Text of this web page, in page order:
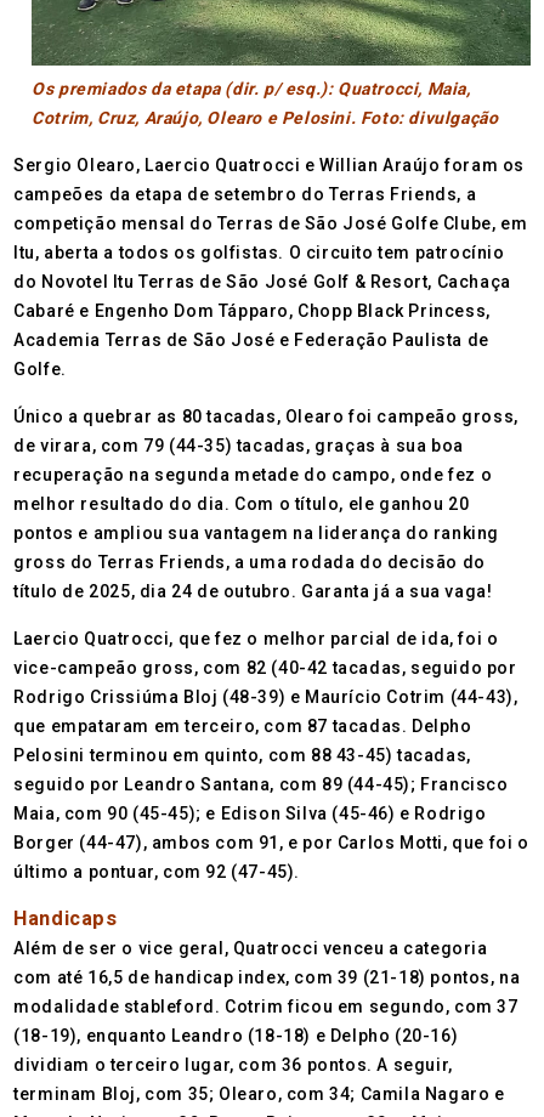
Os premiados da etapa (dir. p/ esq.): Quatrocci, Maia,
Cotrim, Cruz, Araújo, Olearo e Pelosini. Foto: divulgação
Sergio Olearo, Laercio Quatrocci e Willian Araújo foram os
campeões da etapa de setembro do Terras Friends, a
competição mensal do Terras de São José Golfe Clube, em
Itu, aberta a todos os golfistas. O circuito tem patrocínio
do Novotel Itu Terras de São José Golf & Resort, Cachaça
Cabaré e Engenho Dom Tápparo, Chopp Black Princess,
Academia Terras de São José e Federação Paulista de
Golfe.
Único a quebrar as 80 tacadas, Olearo foi campeão gross,
de virara, com 79 (44-35) tacadas, graças à sua boa
recuperação na segunda metade do campo, onde fez o
melhor resultado do dia. Com o título, ele ganhou 20
pontos e ampliou sua vantagem na liderança do ranking
gross do Terras Friends, a uma rodada do decisão do
título de 2025, dia 24 de outubro. Garanta já a sua vaga!
Laercio Quatrocci, que fez o melhor parcial de ida, foi o
vice-campeão gross, com 82 (40-42 tacadas, seguido por
Rodrigo Crissiúma Bloj (48-39) e Maurício Cotrim (44-43),
que empataram em terceiro, com 87 tacadas. Delpho
Pelosini terminou em quinto, com 88 43-45) tacadas,
seguido por Leandro Santana, com 89 (44-45); Francisco
Maia, com 90 (45-45); e Edison Silva (45-46) e Rodrigo
Borger (44-47), ambos com 91, e por Carlos Motti, que foi o
último a pontuar, com 92 (47-45).
Handicaps
Além de ser o vice geral, Quatrocci venceu a categoria
com até 16,5 de handicap index, com 39 (21-18) pontos, na
modalidade stableford. Cotrim ficou em segundo, com 37
(18-19), enquanto Leandro (18-18) e Delpho (20-16)
dividiam o terceiro lugar, com 36 pontos. A seguir,
terminam Bloj, com 35; Olearo, com 34; Camila Nagaro e